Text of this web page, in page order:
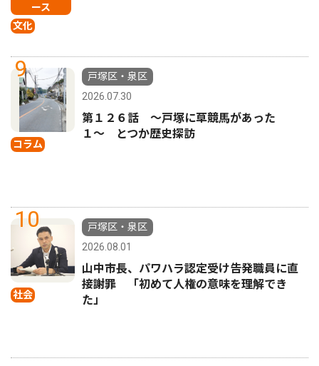
ース
文化
9
コラム
戸塚区・泉区
2026.07.30
第１２６話 〜戸塚に草競馬があった
１〜 とつか歴史探訪
10
社会
戸塚区・泉区
2026.08.01
山中市長、パワハラ認定受け告発職員に直
接謝罪 「初めて人権の意味を理解でき
た」